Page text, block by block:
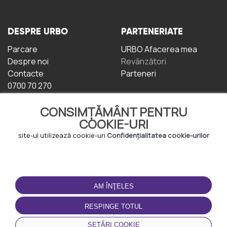
CONSIMȚĂMÂNT PENTRU
COOKIE-URI
site-ul utilizează cookie-uri Confidențialitatea cookie-urilor
AM ÎNŢELES
RESPINGE TOTUL
SETĂRI COOKIE
DESPRE URBO
Parcare
Despre noi
Contacte
0700 70 270
PARTENERIATE
URBO Afacerea mea
Revânzători
Parteneri
TERMENI DE UTILIZARE
Termeni și condiții
Politica de
Confidențialitate
Politica de cookie-uri
DESCĂRCAȚI
APLICAȚIA